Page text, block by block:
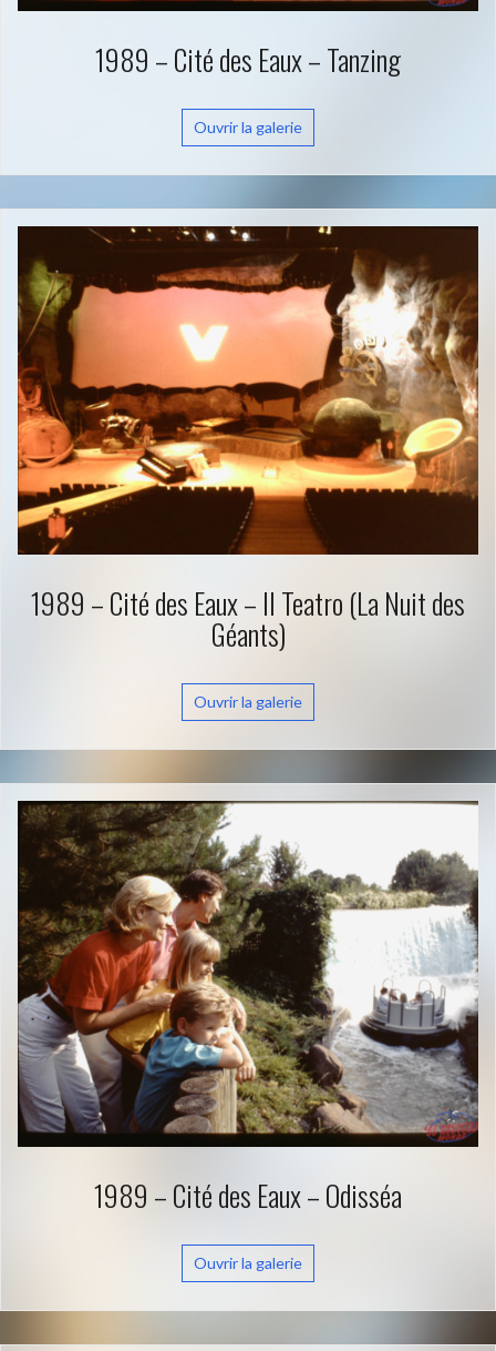
1989 – Cité des Eaux – Tanzing
Ouvrir la galerie
1989 – Cité des Eaux – Il Teatro (La Nuit des
Géants)
Ouvrir la galerie
1989 – Cité des Eaux – Odisséa
Ouvrir la galerie